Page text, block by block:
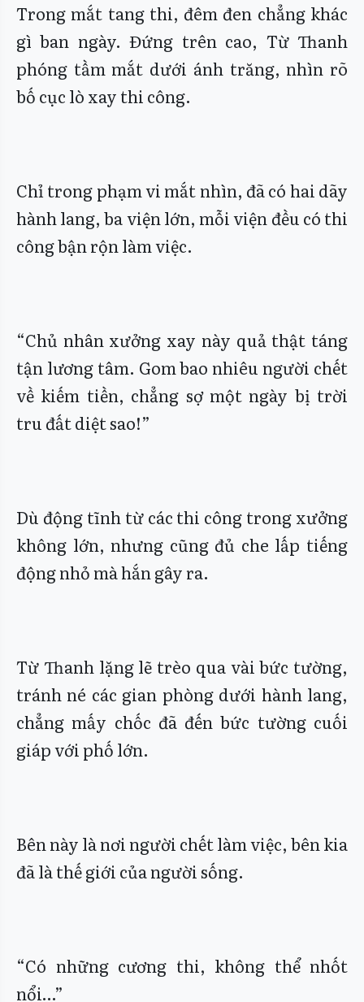
Trong mắt tang thi, đêm đen chẳng khác
gì ban ngày. Đứng trên cao, Từ Thanh
phóng tầm mắt dưới ánh trăng, nhìn rõ
bố cục lò xay thi công.
Chỉ trong phạm vi mắt nhìn, đã có hai dãy
hành lang, ba viện lớn, mỗi viện đều có thi
công bận rộn làm việc.
“Chủ nhân xưởng xay này quả thật táng
tận lương tâm. Gom bao nhiêu người chết
về kiếm tiền, chẳng sợ một ngày bị trời
tru đất diệt sao!”
Dù động tĩnh từ các thi công trong xưởng
không lớn, nhưng cũng đủ che lấp tiếng
động nhỏ mà hắn gây ra.
Từ Thanh lặng lẽ trèo qua vài bức tường,
tránh né các gian phòng dưới hành lang,
chẳng mấy chốc đã đến bức tường cuối
giáp với phố lớn.
Bên này là nơi người chết làm việc, bên kia
đã là thế giới của người sống.
“Có những cương thi, không thể nhốt
nổi…”